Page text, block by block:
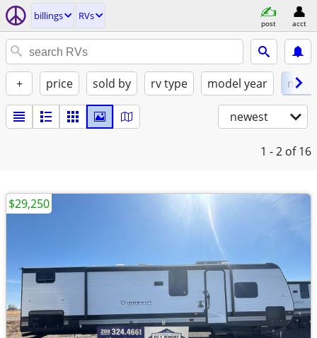
billings RVs
post acct
+ price sold by rv type model year new
newest
1 - 2 of 16
$29,250